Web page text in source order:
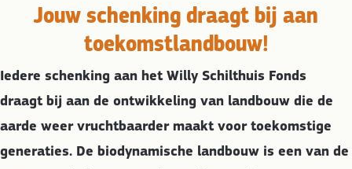
Jouw schenking draagt bij aan
toekomstlandbouw!
Iedere schenking aan het Willy Schilthuis Fonds
draagt bij aan de ontwikkeling van landbouw die de
aarde weer vruchtbaarder maakt voor toekomstige
generaties. De biodynamische landbouw is een van de